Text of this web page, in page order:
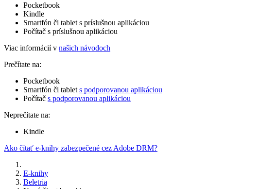
Pocketbook
Kindle
Smartfón či tablet s príslušnou aplikáciou
Počítač s príslušnou aplikáciou
Viac informácií v našich návodoch
Prečítate na:
Pocketbook
Smartfón či tablet s podporovanou aplikáciou
Počítač s podporovanou aplikáciou
Neprečítate na:
Kindle
Ako čítať e-knihy zabezpečené cez Adobe DRM?
E-knihy
Beletria